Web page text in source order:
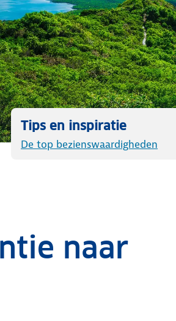
Tips en inspiratie
De top bezienswaardigheden
naar